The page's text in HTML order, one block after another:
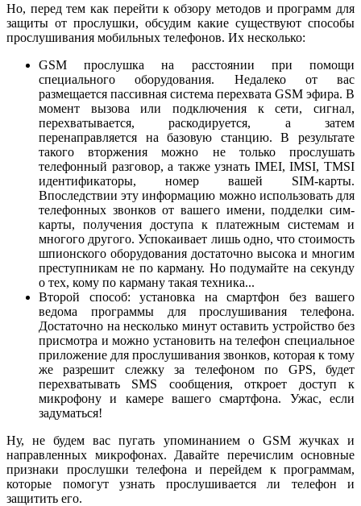
Но, перед тем как перейти к обзору методов и программ для
защиты от прослушки, обсудим какие существуют способы
прослушивания мобильных телефонов. Их несколько:
GSM прослушка на расстоянии при помощи
специального оборудования. Недалеко от вас
размещается пассивная система перехвата GSM эфира. В
момент вызова или подключения к сети, сигнал,
перехватывается, раскодируется, а затем
перенаправляется на базовую станцию. В результате
такого вторжения можно не только прослушать
телефонный разговор, а также узнать IMEI, IMSI, TMSI
идентификаторы, номер вашей SIM-карты.
Впоследствии эту информацию можно использовать для
телефонных звонков от вашего имени, подделки сим-
карты, получения доступа к платежным системам и
многого другого. Успокаивает лишь одно, что стоимость
шпионского оборудования достаточно высока и многим
преступникам не по карману. Но подумайте на секунду
о тех, кому по карману такая техника...
Второй способ: установка на смартфон без вашего
ведома программы для прослушивания телефона.
Достаточно на несколько минут оставить устройство без
присмотра и можно установить на телефон специальное
приложение для прослушивания звонков, которая к тому
же разрешит слежку за телефоном по GPS, будет
перехватывать SMS сообщения, откроет доступ к
микрофону и камере вашего смартфона. Ужас, если
задуматься!
Ну, не будем вас пугать упоминанием о GSM жучках и
направленных микрофонах. Давайте перечислим основные
признаки прослушки телефона и перейдем к программам,
которые помогут узнать прослушивается ли телефон и
защитить его.